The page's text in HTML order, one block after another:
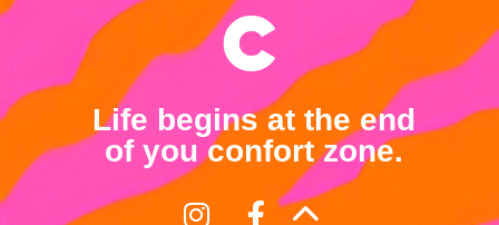
Life begins at the end
of you confort zone.